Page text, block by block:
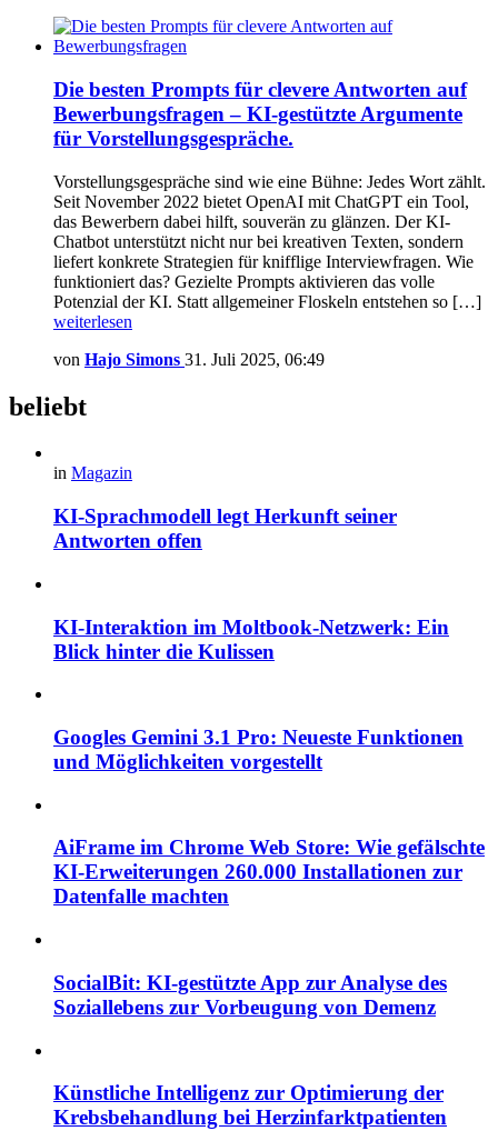
Die besten Prompts für clevere Antworten auf
Bewerbungsfragen – KI-gestützte Argumente
für Vorstellungsgespräche.
Vorstellungsgespräche sind wie eine Bühne: Jedes Wort zählt.
Seit November 2022 bietet OpenAI mit ChatGPT ein Tool,
das Bewerbern dabei hilft, souverän zu glänzen. Der KI-
Chatbot unterstützt nicht nur bei kreativen Texten, sondern
liefert konkrete Strategien für knifflige Interviewfragen. Wie
funktioniert das? Gezielte Prompts aktivieren das volle
Potenzial der KI. Statt allgemeiner Floskeln entstehen so […]
weiterlesen
von Hajo Simons 31. Juli 2025, 06:49
beliebt
in Magazin
KI-Sprachmodell legt Herkunft seiner
Antworten offen
KI-Interaktion im Moltbook-Netzwerk: Ein
Blick hinter die Kulissen
Googles Gemini 3.1 Pro: Neueste Funktionen
und Möglichkeiten vorgestellt
AiFrame im Chrome Web Store: Wie gefälschte
KI-Erweiterungen 260.000 Installationen zur
Datenfalle machten
SocialBit: KI-gestützte App zur Analyse des
Soziallebens zur Vorbeugung von Demenz
Künstliche Intelligenz zur Optimierung der
Krebsbehandlung bei Herzinfarktpatienten